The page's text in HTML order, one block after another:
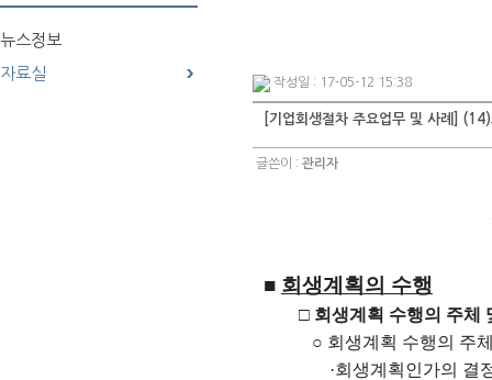
뉴스정보
자료실
작성일 : 17-05-12 15:38
[기업회생절차 주요업무 및 사례]
글쓴이 : 관리자
■ 회생계획의 수행
□ 회생계획 수행의 주체
○ 회생계획 수행의 주
·회생계획인가의 결